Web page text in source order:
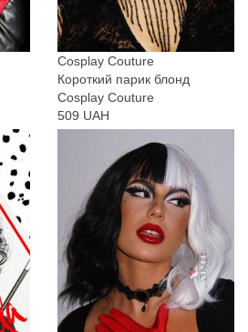
Cosplay Couture
Короткий парик блонд
Cosplay Couture
509 UAH